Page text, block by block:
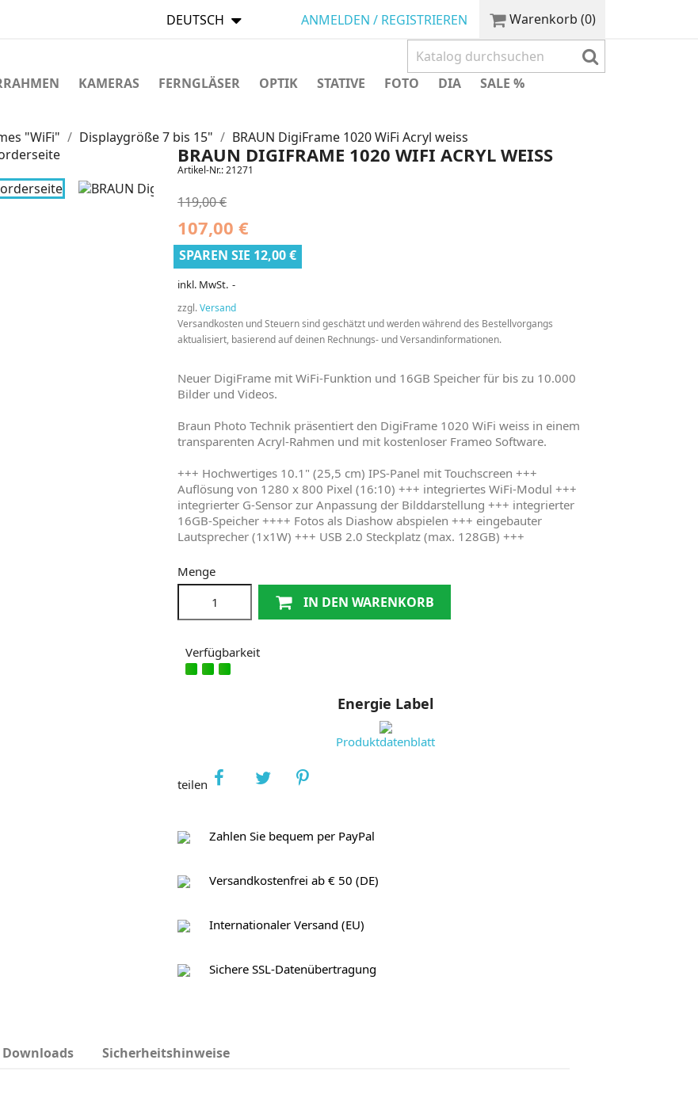
DEUTSCH ANMELDEN / REGISTRIEREN Warenkorb (0)
KAMERAS FERNGLÄSER OPTIK STATIVE FOTO DIA SALE %
"WiFi" Displaygröße 7 bis 15" BRAUN DigiFrame 1020 WiFi Acryl weiss
BRAUN DIGIFRAME 1020 WIFI ACRYL WEISS
Artikel-Nr.:21271
119,00 €
107,00 €
SPAREN SIE 12,00 €
inkl. MwSt.
zzgl.Versand
Versandkosten und Steuern sind geschätzt und werden während des Bestellvorgangs
aktualisiert, basierend auf deinen Rechnungs- und Versandinformationen.
Neuer DigiFrame mit WiFi-Funktion und 16GB Speicher für bis zu 10.000
Bilder und Videos.
Braun Photo Technik präsentiert den DigiFrame 1020 WiFi weiss in einem
transparenten Acryl-Rahmen und mit kostenloser Frameo Software.
+++ Hochwertiges 10.1" (25,5 cm) IPS-Panel mit Touchscreen +++
Auflösung von 1280 x 800 Pixel (16:10) +++ integriertes WiFi-Modul +++
integrierter G-Sensor zur Anpassung der Bilddarstellung +++ integrierter
16GB-Speicher ++++ Fotos als Diashow abspielen +++ eingebauter
Lautsprecher (1x1W) +++ USB 2.0 Steckplatz (max. 128GB) +++
Menge
IN DEN WARENKORB
Verfügbarkeit
Energie Label
Produktdatenblatt
teilen
Zahlen Sie bequem per PayPal
Versandkostenfrei ab € 50 (DE)
Internationaler Versand (EU)
Sichere SSL-Datenübertragung
Downloads Sicherheitshinweise